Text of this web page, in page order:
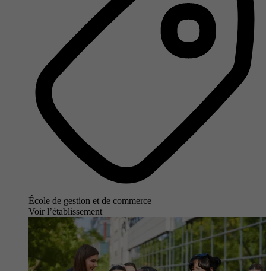
École de gestion et de commerce
Voir l’établissement